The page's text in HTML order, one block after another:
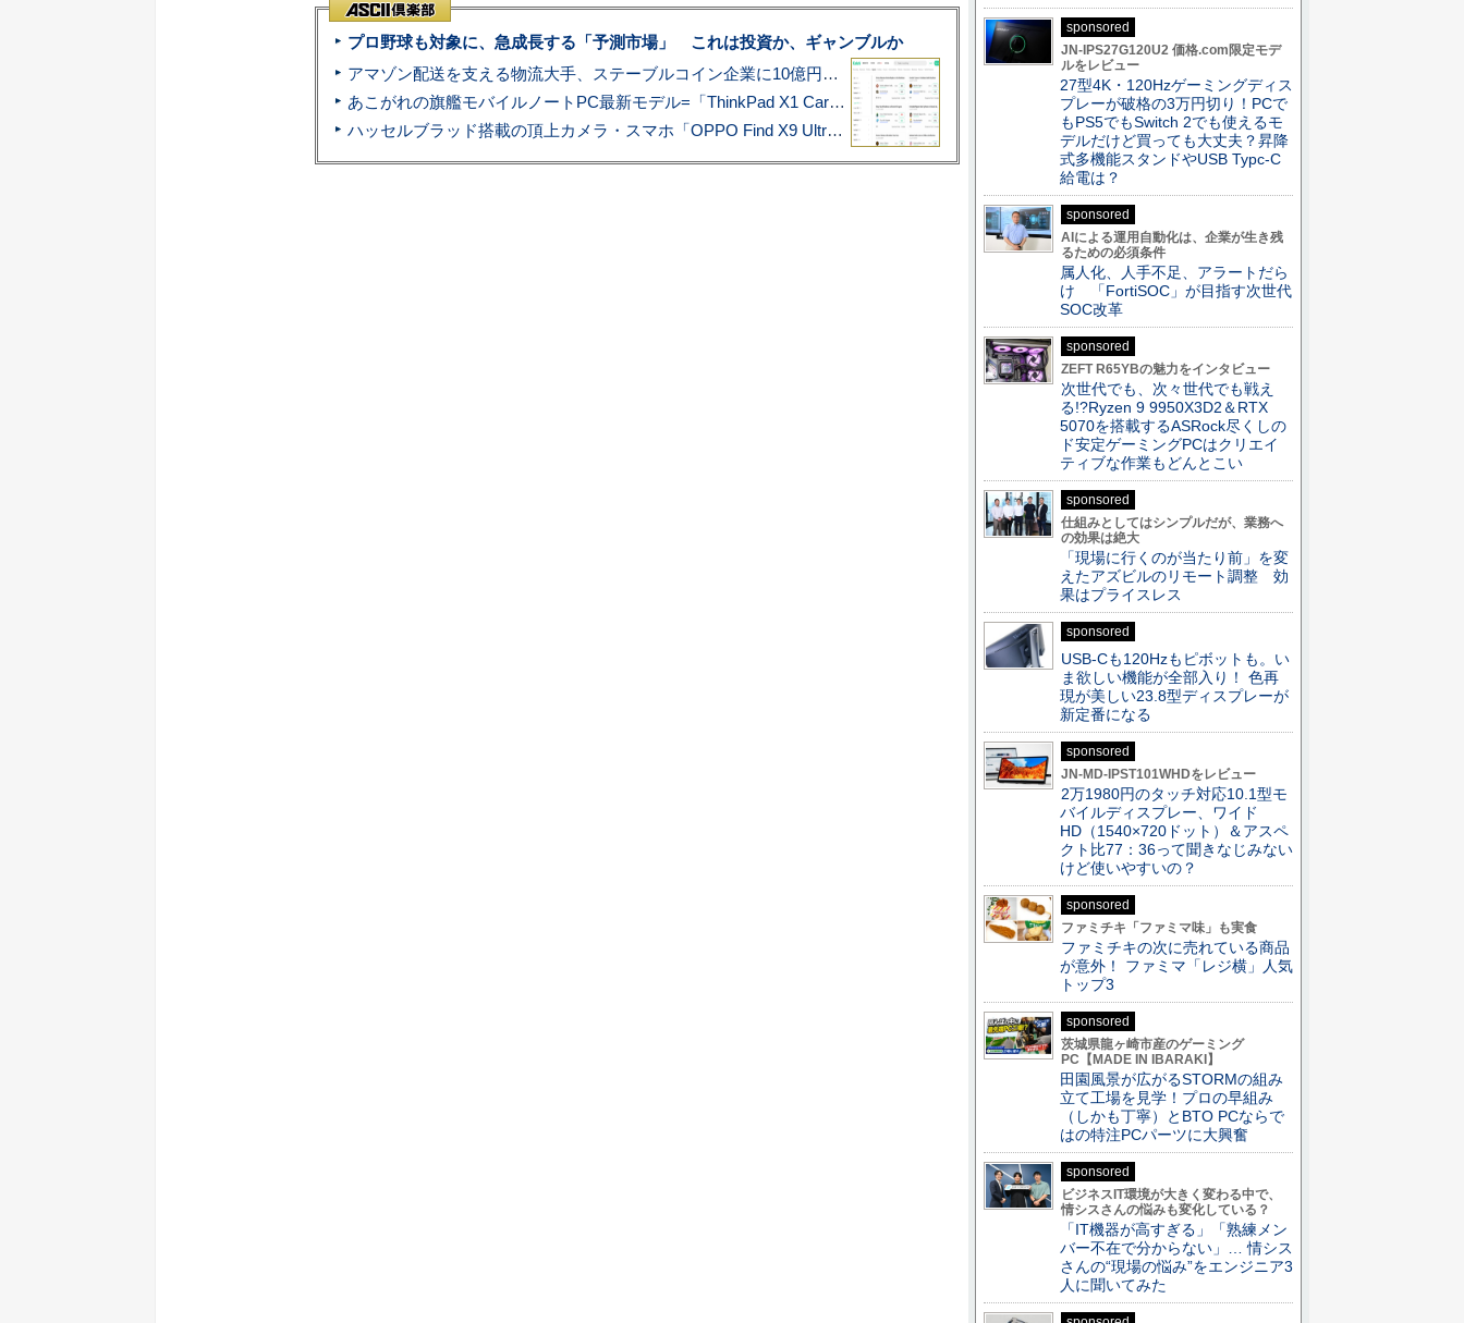
プロ野球も対象に、急成長する「予測市場」 これは投資か、ギャンブルか
アマゾン配送を支える物流大手、ステーブルコイン企業に10億円投資のワケ
あこがれの旗艦モバイルノートPC最新モデル=「ThinkPad X1 Carbon Gen 14 Aura Edition」実機レビュー
ハッセルブラッド搭載の頂上カメラ・スマホ「OPPO Find X9 Ultra」実写レビュー=プロが本気で徹底撮影しました!!
sponsored
JN-IPS27G120U2 価格.com限定モデ
ルをレビュー
27型4K・120Hzゲーミングディス
プレーが破格の3万円切り！PCで
もPS5でもSwitch 2でも使えるモ
デルだけど買っても大丈夫？昇降
式多機能スタンドやUSB Typc-C
給電は？
sponsored
AIによる運用自動化は、企業が生き残
るための必須条件
属人化、人手不足、アラートだら
け 「FortiSOC」が目指す次世代
SOC改革
sponsored
ZEFT R65YBの魅力をインタビュー
次世代でも、次々世代でも戦え
る!?Ryzen 9 9950X3D2＆RTX
5070を搭載するASRock尽くしの
ド安定ゲーミングPCはクリエイ
ティブな作業もどんとこい
sponsored
仕組みとしてはシンプルだが、業務へ
の効果は絶大
「現場に行くのが当たり前」を変
えたアズビルのリモート調整 効
果はプライスレス
sponsored
USB-Cも120Hzもピボットも。い
ま欲しい機能が全部入り！ 色再
現が美しい23.8型ディスプレーが
新定番になる
sponsored
JN-MD-IPST101WHDをレビュー
2万1980円のタッチ対応10.1型モ
バイルディスプレー、ワイド
HD（1540×720ドット）＆アスペ
クト比77：36って聞きなじみない
けど使いやすいの？
sponsored
ファミチキ「ファミマ味」も実食
ファミチキの次に売れている商品
が意外！ ファミマ「レジ横」人気
トップ3
sponsored
茨城県龍ヶ崎市産のゲーミング
PC【MADE IN IBARAKI】
田園風景が広がるSTORMの組み
立て工場を見学！プロの早組み
（しかも丁寧）とBTO PCならで
はの特注PCパーツに大興奮
sponsored
ビジネスIT環境が大きく変わる中で、
情シスさんの悩みも変化している？
「IT機器が高すぎる」「熟練メン
バー不在で分からない」… 情シス
さんの“現場の悩み”をエンジニア3
人に聞いてみた